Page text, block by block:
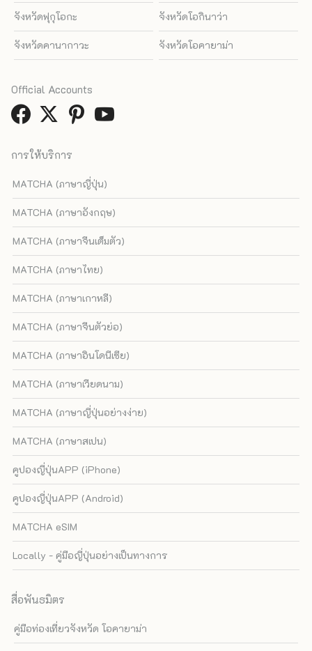
จังหวัดฟุกุโอกะ จังหวัดโอกินาว่า
จังหวัดคานากาวะ จังหวัดโอคายาม่า
การให้บริการ
MATCHA (ภาษาญี่ปุ่น)
MATCHA (ภาษาอังกฤษ)
MATCHA (ภาษาจีนเต็มตัว)
MATCHA (ภาษาไทย)
MATCHA (ภาษาเกาหลี)
MATCHA (ภาษาจีนตัวย่อ)
MATCHA (ภาษาอินโดนีเซีย)
MATCHA (ภาษาเวียดนาม)
MATCHA (ภาษาญี่ปุ่นอย่างง่าย)
MATCHA (ภาษาสเปน)
คูปองญี่ปุ่นAPP (iPhone)
คูปองญี่ปุ่นAPP (Android)
MATCHA eSIM
Locally - คู่มือญี่ปุ่นอย่างเป็นทางการ
สื่อพันธมิตร
คู่มือท่องเที่ยวจังหวัด โอคายาม่า
Official Accounts